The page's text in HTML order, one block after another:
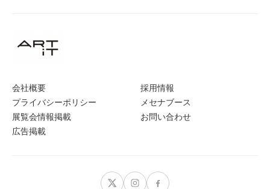
会社概要
プライバシーポリシー
展覧会情報掲載
広告掲載
採用情報
メセナブース
お問い合わせ